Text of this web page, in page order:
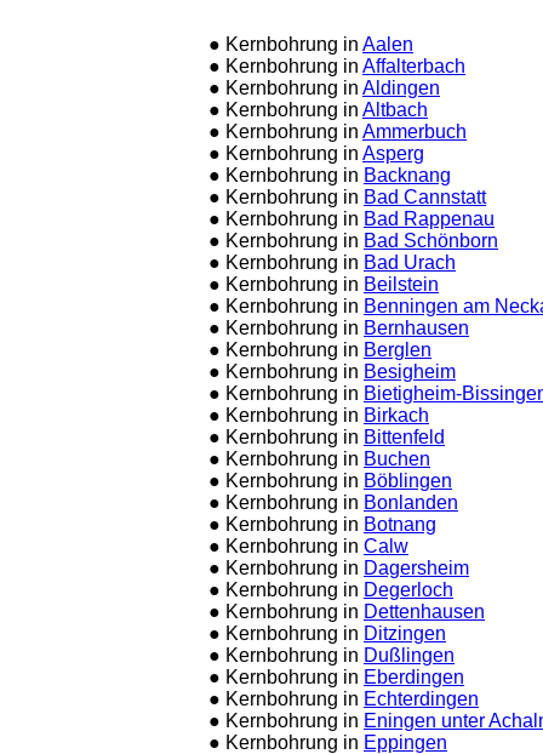
● Kernbohrung in Aalen
● Kernbohrung in Affalterbach
● Kernbohrung in Aldingen
● Kernbohrung in Altbach
● Kernbohrung in Ammerbuch
● Kernbohrung in Asperg
● Kernbohrung in Backnang
● Kernbohrung in Bad Cannstatt
● Kernbohrung in Bad Rappenau
● Kernbohrung in Bad Schönborn
● Kernbohrung in Bad Urach
● Kernbohrung in Beilstein
● Kernbohrung in Benningen am
● Kernbohrung in Bernhausen
● Kernbohrung in Berglen
● Kernbohrung in Besigheim
● Kernbohrung in Bietigheim-
● Kernbohrung in Birkach
● Kernbohrung in Bittenfeld
● Kernbohrung in Buchen
● Kernbohrung in Böblingen
● Kernbohrung in Bonlanden
● Kernbohrung in Botnang
● Kernbohrung in Calw
● Kernbohrung in Dagersheim
● Kernbohrung in Degerloch
● Kernbohrung in Dettenhausen
● Kernbohrung in Ditzingen
● Kernbohrung in Dußlingen
● Kernbohrung in Eberdingen
● Kernbohrung in Echterdingen
● Kernbohrung in Eningen unter
● Kernbohrung in Eppingen